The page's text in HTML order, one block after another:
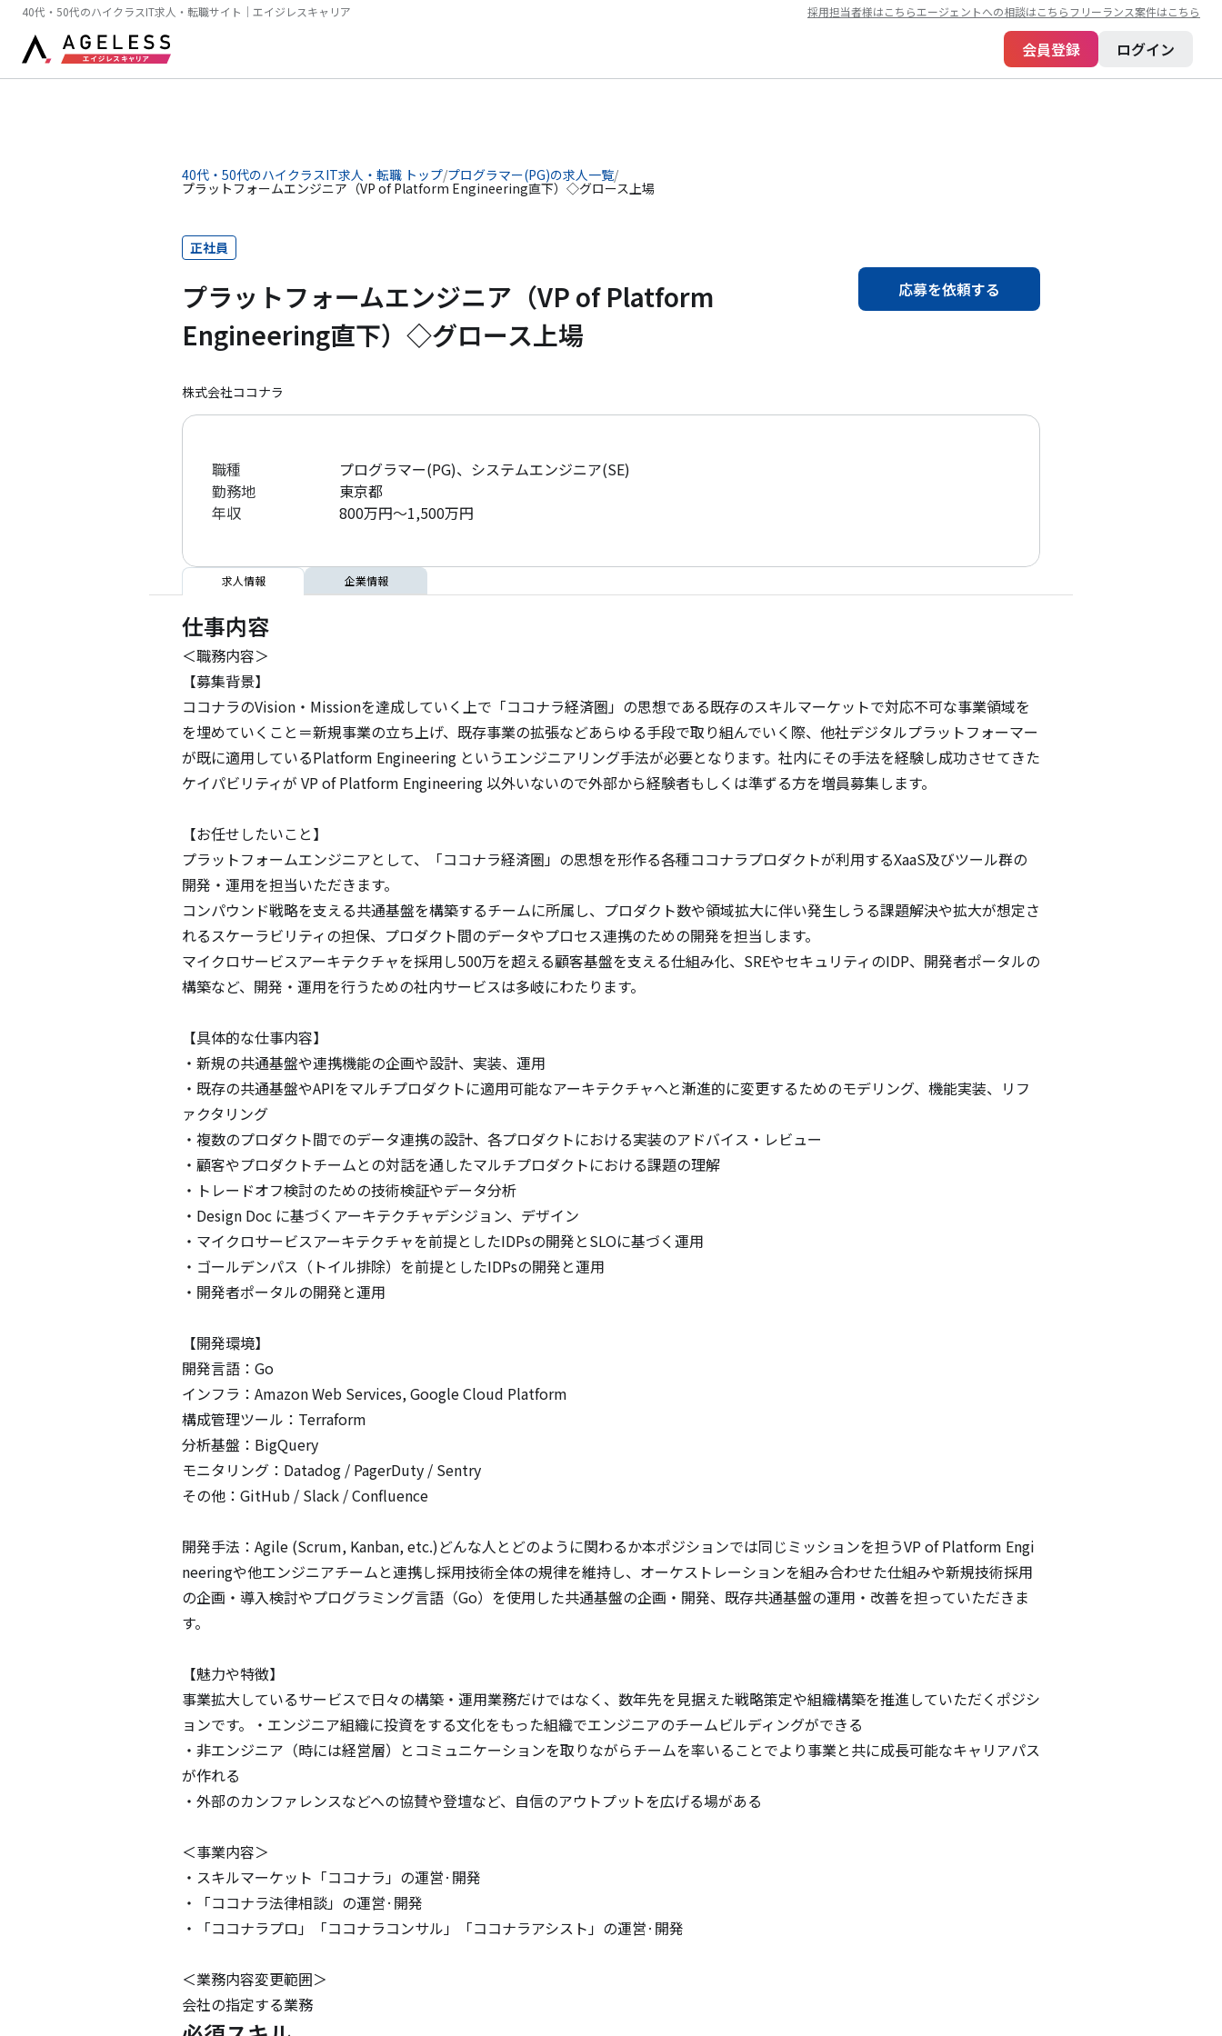
40代・50代のハイクラスIT求人・転職サイト｜エイジレスキャリア 採用担当者様はこちらエージェントへの相談はこちらフリーランス案件はこちら
会員登録 ログイン
40代・50代のハイクラスIT求人・転職 トップ/プログラマー(PG)の求人一覧/
プラットフォームエンジニア（VP of Platform Engineering直下）◇グロース上場
正社員
プラットフォームエンジニア（VP of Platform
Engineering直下）◇グロース上場
応募を依頼する
株式会社ココナラ
職種
プログラマー(PG)、システムエンジニア(SE)
勤務地
東京都
年収
800万円～1,500万円
求人情報 企業情報
仕事内容
＜職務内容＞
【募集背景】
ココナラのVision・Missionを達成していく上で「ココナラ経済圏」の思想である既存のスキルマーケットで対応不可な事業領域を
を埋めていくこと＝新規事業の立ち上げ、既存事業の拡張などあらゆる手段で取り組んでいく際、他社デジタルプラットフォーマー
が既に適用しているPlatform Engineering というエンジニアリング手法が必要となります。社内にその手法を経験し成功させてきた
ケイパビリティが VP of Platform Engineering 以外いないので外部から経験者もしくは準ずる方を増員募集します。
【お任せしたいこと】
プラットフォームエンジニアとして、「ココナラ経済圏」の思想を形作る各種ココナラプロダクトが利用するXaaS及びツール群の
開発・運用を担当いただきます。
コンパウンド戦略を支える共通基盤を構築するチームに所属し、プロダクト数や領域拡大に伴い発生しうる課題解決や拡大が想定さ
れるスケーラビリティの担保、プロダクト間のデータやプロセス連携のための開発を担当します。
マイクロサービスアーキテクチャを採用し500万を超える顧客基盤を支える仕組み化、SREやセキュリティのIDP、開発者ポータルの
構築など、開発・運用を行うための社内サービスは多岐にわたります。
【具体的な仕事内容】
・新規の共通基盤や連携機能の企画や設計、実装、運用
・既存の共通基盤やAPIをマルチプロダクトに適用可能なアーキテクチャへと漸進的に変更するためのモデリング、機能実装、リフ
ァクタリング
・複数のプロダクト間でのデータ連携の設計、各プロダクトにおける実装のアドバイス・レビュー
・顧客やプロダクトチームとの対話を通したマルチプロダクトにおける課題の理解
・トレードオフ検討のための技術検証やデータ分析
・Design Doc に基づくアーキテクチャデシジョン、デザイン
・マイクロサービスアーキテクチャを前提としたIDPsの開発とSLOに基づく運用
・ゴールデンパス（トイル排除）を前提としたIDPsの開発と運用
・開発者ポータルの開発と運用
【開発環境】
開発言語：Go
インフラ：Amazon Web Services, Google Cloud Platform
構成管理ツール：Terraform
分析基盤：BigQuery
モニタリング：Datadog / PagerDuty / Sentry
その他：GitHub / Slack / Confluence
開発手法：Agile (Scrum, Kanban, etc.)どんな人とどのように関わるか本ポジションでは同じミッションを担うVP of Platform Engi
neeringや他エンジニアチームと連携し採用技術全体の規律を維持し、オーケストレーションを組み合わせた仕組みや新規技術採用
の企画・導入検討やプログラミング言語（Go）を使用した共通基盤の企画・開発、既存共通基盤の運用・改善を担っていただきま
す。
【魅力や特徴】
事業拡大しているサービスで日々の構築・運用業務だけではなく、数年先を見据えた戦略策定や組織構築を推進していただくポジシ
ョンです。・エンジニア組織に投資をする文化をもった組織でエンジニアのチームビルディングができる
・非エンジニア（時には経営層）とコミュニケーションを取りながらチームを率いることでより事業と共に成長可能なキャリアパス
が作れる
・外部のカンファレンスなどへの協賛や登壇など、自信のアウトプットを広げる場がある
＜事業内容＞
・スキルマーケット「ココナラ」の運営·開発
・「ココナラ法律相談」の運営·開発
・「ココナラプロ」「ココナラコンサル」「ココナラアシスト」の運営·開発
＜業務内容変更範囲＞
会社の指定する業務